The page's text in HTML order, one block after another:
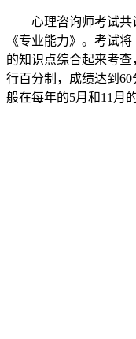
心理咨询师考试共
《专业能力》。考试
的知识点综合起来考
行百分制，成绩达到
般在每年的5月和11月